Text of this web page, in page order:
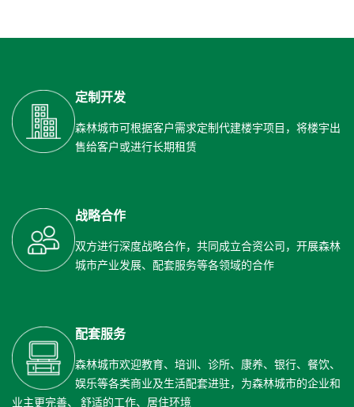
定制开发
森林城市可根据客户需求定制代建楼宇项目，将楼宇出
售给客户或进行长期租赁
战略合作
双方进行深度战略合作，共同成立合资公司，开展森林
城市产业发展、配套服务等各领域的合作
配套服务
森林城市欢迎教育、培训、诊所、康养、银行、餐饮、
娱乐等各类商业及生活配套进驻，为森林城市的企业和
业主更完善、 舒适的工作、居住环境